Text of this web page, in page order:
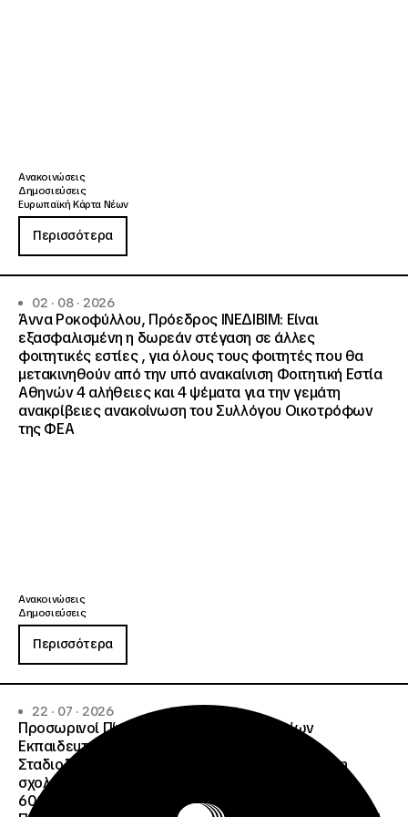
Ανακοινώσεις
Δημοσιεύσεις
Ευρωπαϊκή Κάρτα Νέων
Περισσότερα
02 · 08 · 2026
Άννα Ροκοφύλλου, Πρόεδρος ΙΝΕΔΙΒΙΜ: Είναι
εξασφαλισμένη η δωρεάν στέγαση σε άλλες
φοιτητικές εστίες , για όλους τους φοιτητές που θα
μετακινηθούν από την υπό ανακαίνιση Φοιτητική Εστία
Αθηνών 4 αλήθειες και 4 ψέματα για την γεμάτη
ανακρίβειες ανακοίνωση του Συλλόγου Οικοτρόφων
της ΦΕΑ
Ανακοινώσεις
Δημοσιεύσεις
Περισσότερα
22 · 07 · 2026
Προσωρινοί Πίνακες Κατάταξης Υποψηφίων
Εκπαιδευτικού Προσωπικού, Συμβούλων
Σταδιοδρομίας και Συμβούλων Ψυχολόγων για τη
σχολική περίοδο 2026-2027 της ΑΠ
600/2355/13042/08-05-2026 πρόσκλησης, της